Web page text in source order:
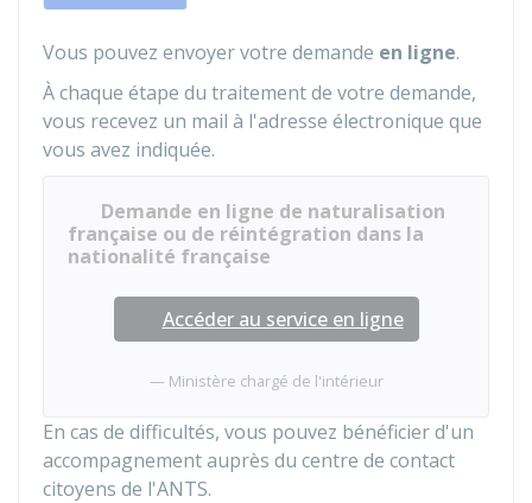
Vous pouvez envoyer votre demande en ligne.
À chaque étape du traitement de votre demande,
vous recevez un mail à l'adresse électronique que
vous avez indiquée.
Demande en ligne de naturalisation
française ou de réintégration dans la
nationalité française
Accéder au service en ligne
Ministère chargé de l'intérieur
En cas de difficultés, vous pouvez bénéficier d'un
accompagnement auprès du centre de contact
citoyens de l'ANTS.